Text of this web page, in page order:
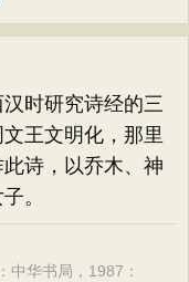
时研究诗经的三
王文明化，那里
诗，以乔木、神
。
中华书局，1987：